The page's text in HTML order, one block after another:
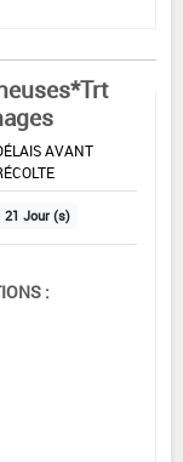
AVANT
21 Jour (s)
: